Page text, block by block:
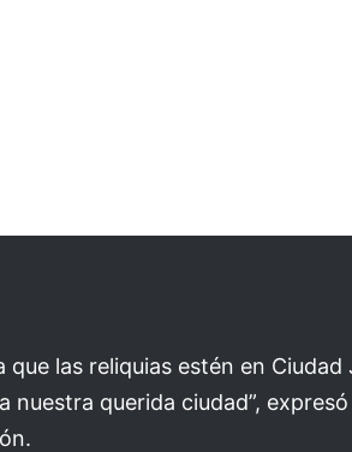
que las reliquias estén en
nuestra querida ciudad”,